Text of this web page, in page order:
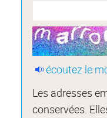
écoutez le
Les adresses
conservées.